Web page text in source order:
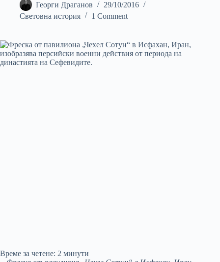
Георги Драганов
29/10/2016
Световна история
1 Comment
Време за четене: 2 минути